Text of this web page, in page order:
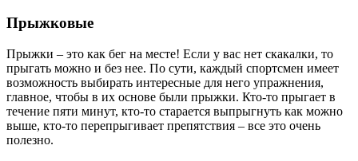
Прыжковые
Прыжки – это как бег на месте! Если у вас нет скакалки, то
прыгать можно и без нее. По сути, каждый спортсмен имеет
возможность выбирать интересные для него упражнения,
главное, чтобы в их основе были прыжки. Кто-то прыгает в
течение пяти минут, кто-то старается выпрыгнуть как можно
выше, кто-то перепрыгивает препятствия – все это очень
полезно.